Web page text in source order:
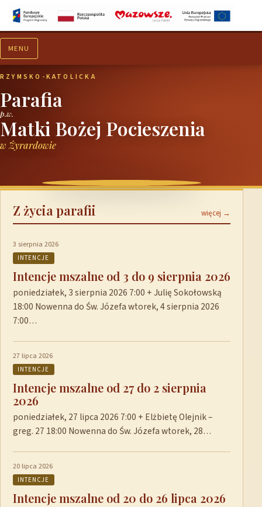
MENU
RZYMSKO-KATOLICKA
Parafia
p.w.
Matki Bożej Pocieszenia
w Żyrardowie
Z życia parafii więcej →
3 sierpnia 2026
INTENCJE
Intencje mszalne od 3 do 9 sierpnia 2026
poniedziałek, 3 sierpnia 2026 7:00 + Julię Sokołowską
18:00 Nowenna do Św. Józefa wtorek, 4 sierpnia 2026
7:00…
27 lipca 2026
INTENCJE
Intencje mszalne od 27 do 2 sierpnia
2026
poniedziałek, 27 lipca 2026 7:00 + Elżbietę Olejnik –
greg. 27 18:00 Nowenna do Św. Józefa wtorek, 28…
20 lipca 2026
INTENCJE
Intencje mszalne od 20 do 26 lipca 2026